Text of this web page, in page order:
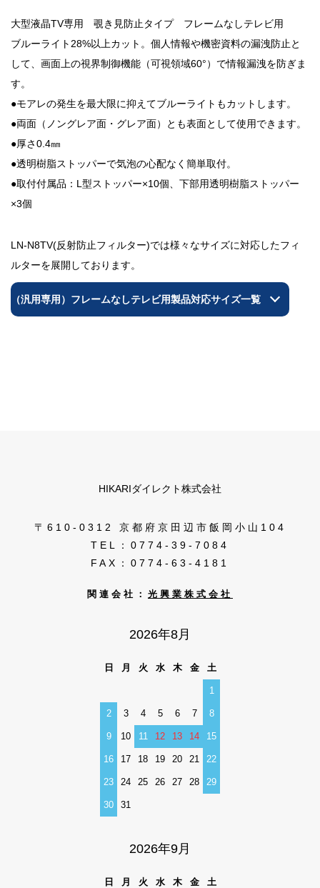
大型液晶TV専用 覗き見防止タイプ フレームなしテレビ用
ブルーライト28%以上カット。個人情報や機密資料の漏洩防止と
して、画面上の視界制御機能（可視領域60°）で情報漏洩を防ぎま
す。
●モアレの発生を最大限に抑えてブルーライトもカットします。
●両面（ノングレア面・グレア面）とも表面として使用できます。
●厚さ0.4㎜
●透明樹脂ストッパーで気泡の心配なく簡単取付。
●取付付属品：L型ストッパー×10個、下部用透明樹脂ストッパー
×3個
LN-N8TV(反射防止フィルター)では様々なサイズに対応したフィ
ルターを展開しております。
（汎用専用）フレームなしテレビ用製品対応サイズ一覧
HIKARIダイレクト株式会社
〒610-0312 京都府京田辺市飯岡小山104
TEL：0774-39-7084
FAX：0774-63-4181
関連会社： 光興業株式会社
2026年8月
日 月 火 水 木 金 土
1
2 3 4 5 6 7 8
9 10 11 12 13 14 15
16 17 18 19 20 21 22
23 24 25 26 27 28 29
30 31
2026年9月
日 月 火 水 木 金 土